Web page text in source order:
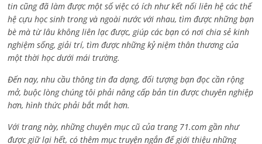
tin cũng đã làm được một số việc có ích như kết nối liên hệ các thế
hệ cựu học sinh trong và ngoài nước với nhau, tìm được những bạn
bè mà từ lâu không liên lạc được, giúp các bạn có nơi chia sẻ kinh
nghiệm sống, giải trí, tìm được những kỷ niệm thân thương của
một thời học dưới mái trường.
Đến nay, nhu cầu thông tin đa dạng, đối tượng bạn đọc cần rộng
mở, buộc lòng chúng tôi phải nâng cấp bản tin được chuyên nghiệp
hơn, hình thức phải bắt mắt hơn.
Với trang này, những chuyên mục cũ của trang 71.com gần như
được giữ lại hết, có thêm mục truyện ngắn để giới thiệu những